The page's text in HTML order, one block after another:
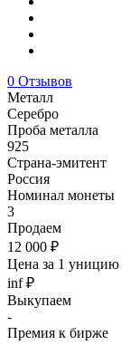
0 Отзывов
Металл
Серебро
Проба металла
925
Страна-эмитент
Россия
Номинал монеты
3
Продаем
12 000 ₽
Цена за 1 уницию
inf ₽
Выкупаем
-
Премия к бирже